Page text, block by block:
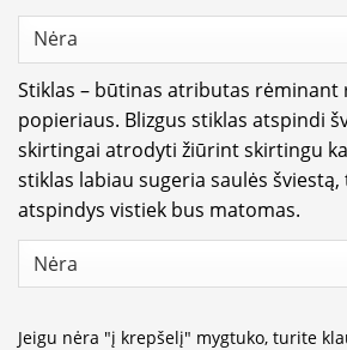
Stiklas – būtinas atributas
popieriaus. Blizgus stiklas atspindi
skirtingai atrodyti žiūrint skirtingu
stiklas labiau sugeria saulės
atspindys vistiek bus matomas.
Jeigu nėra "į krepšelį" mygtuko, turite